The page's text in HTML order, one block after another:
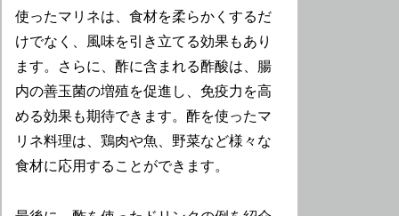
使ったマリネは、食材を柔らかくするだ
けでなく、風味を引き立てる効果もあり
ます。さらに、酢に含まれる酢酸は、腸
内の善玉菌の増殖を促進し、免疫力を高
める効果も期待できます。酢を使ったマ
リネ料理は、鶏肉や魚、野菜など様々な
食材に応用することができます。